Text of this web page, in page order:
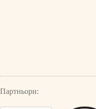
Партньори: